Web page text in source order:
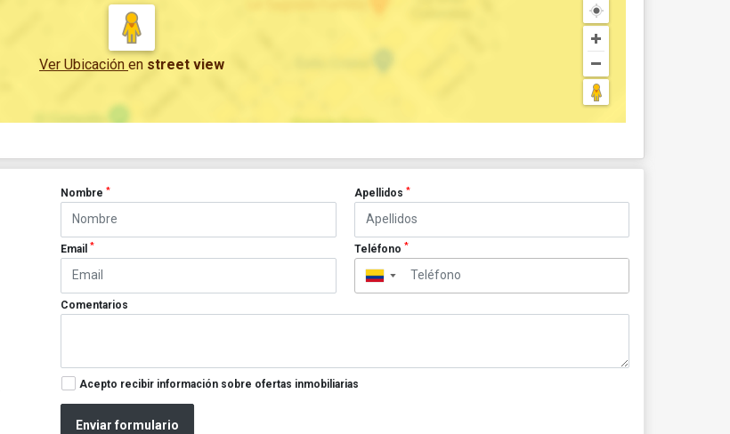
Ver Ubicación en street view
Nombre* Apellidos *
Email* Teléfono *
▼
Comentarios
Acepto recibir información sobre ofertas inmobiliarias
Enviar formulario